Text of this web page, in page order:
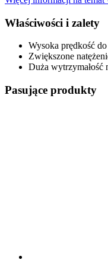
Właściwości i zalety
Wysoka prędkość
Zwiększone
Duża wytrzymałość
Pasujące produkty